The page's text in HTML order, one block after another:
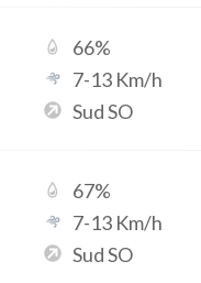
66%
7-13 Km/h
Sud SO
67%
7-13 Km/h
Sud SO